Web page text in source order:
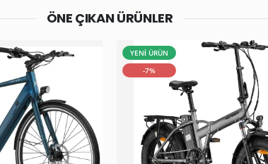
ÖNE ÇIKAN ÜRÜNLER
YENİ ÜRÜN
-7%